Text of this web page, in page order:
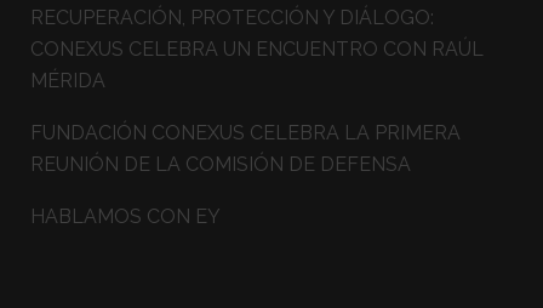
RECUPERACIÓN, PROTECCIÓN Y DIÁLOGO:
CONEXUS CELEBRA UN ENCUENTRO CON RAÚL
MÉRIDA
FUNDACIÓN CONEXUS CELEBRA LA PRIMERA
REUNIÓN DE LA COMISIÓN DE DEFENSA
HABLAMOS CON EY